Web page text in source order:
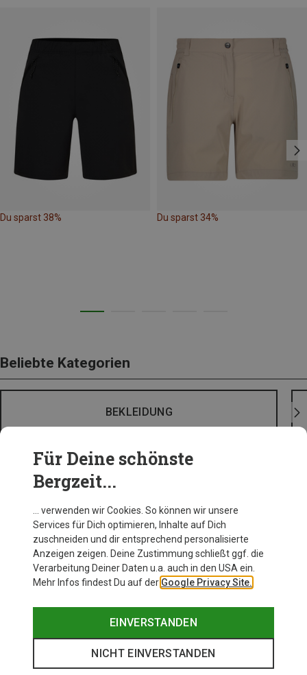
Du sparst 38% Du sparst 34%
Beliebte Kategorien
BEKLEIDUNG
Für Deine schönste
Bergzeit...
… verwenden wir Cookies. So können wir unsere
Services für Dich optimieren, Inhalte auf Dich
zuschneiden und dir entsprechend personalisierte
Anzeigen zeigen. Deine Zustimmung schließt ggf. die
Verarbeitung Deiner Daten u.a. auch in den USA ein.
Mehr Infos findest Du auf der Google Privacy Site.
EINVERSTANDEN
NICHT EINVERSTANDEN